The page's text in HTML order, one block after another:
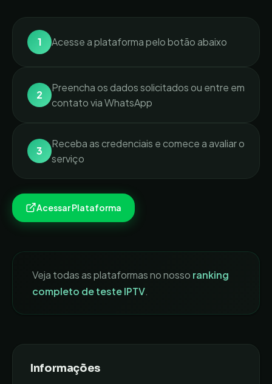
1 Acesse a plataforma pelo botão abaixo
2
Preencha os dados solicitados ou entre em
contato via WhatsApp
3
Receba as credenciais e comece a avaliar o
serviço
Acessar Plataforma
Veja todas as plataformas no nosso ranking
completo de teste IPTV.
Informações